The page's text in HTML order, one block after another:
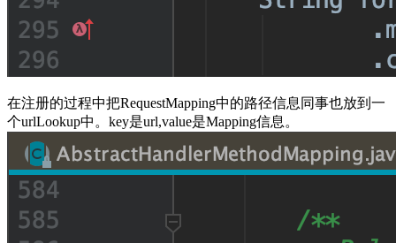
在注册的过程中把RequestMapping中的路径信息同事也放到一
个urlLookup中。key是url,value是Mapping信息。